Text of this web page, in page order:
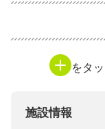
をタ
施設情報